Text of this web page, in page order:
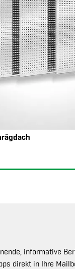
informative
direkt in Ihre